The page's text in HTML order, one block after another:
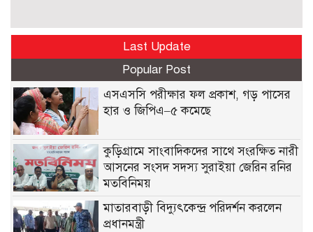
Last Update
Popular Post
এসএসসি পরীক্ষার ফল প্রকাশ, গড় পাসের
হার ও জিপিএ–৫ কমেছে
কুড়িগ্রামে সাংবাদিকদের সাথে সংরক্ষিত নারী
আসনের সংসদ সদস্য সুরাইয়া জেরিন রনির
মতবিনিময়
মাতারবাড়ী বিদ্যুৎকেন্দ্র পরিদর্শন করলেন
প্রধানমন্ত্রী